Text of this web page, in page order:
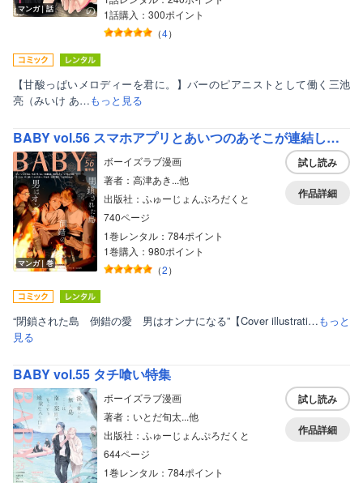
マンガ｜話
1話購入：300ポイント
（4）
【甘酸っぱいメロディーを君に。】バーのピアニストとして働く三池
亮（みいけ あ…もっと見る
BABY vol.56 スマホアプリとあいつのあそこが連結してしまったんだが！？特集
マンガ｜巻
ボーイズラブ漫画
著者：高津あき...他
出版社：ふゅーじょんぷろだくと
740ページ
1巻レンタル：784ポイント
1巻購入：980ポイント
（2）
試し読み
作品詳細
“閉鎖された島 倒錯の愛 男はオンナになる”【Cover illustrati…もっと
見る
BABY vol.55 タチ喰い特集
ボーイズラブ漫画
著者：いとだ旬太...他
出版社：ふゅーじょんぷろだくと
644ページ
1巻レンタル：784ポイント
試し読み
作品詳細